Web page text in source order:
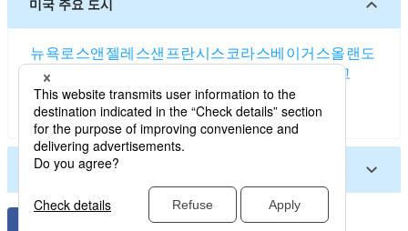
다.
미국 주요 도시
뉴욕 로스앤젤레스샌프란시스코라스베이거스올랜도
시애틀
샌디에고
애틀랜타휴스턴솔트레이크시티마이애미
포틀랜드 (오리건주)
미국 기타 도시
앨런타운 (펜실베이니아주)
애빌린 (텍사스주)